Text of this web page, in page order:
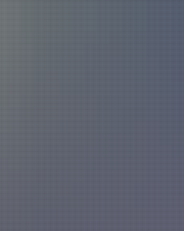
Über uns
Führung und Organisation
Fachgebiete und Funktionsträger
Mannschaft
Fahrzeuge und Technik